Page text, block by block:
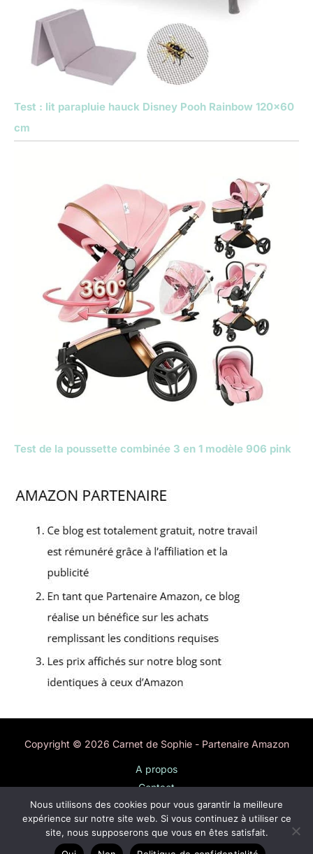
Test : lit parapluie hauck Disney Pooh Rainbow 120×60
cm
Test de la poussette combinée 3 en 1 modèle 906 pink
Copyright © 2026 Carnet de Sophie - Partenaire Amazon
A propos
Contact
Plan du site
Mentions légales
Politique de confidentialité
Nous utilisons des cookies pour vous garantir la meilleure
expérience sur notre site web. Si vous continuez à utiliser ce
site, nous supposerons que vous en êtes satisfait.